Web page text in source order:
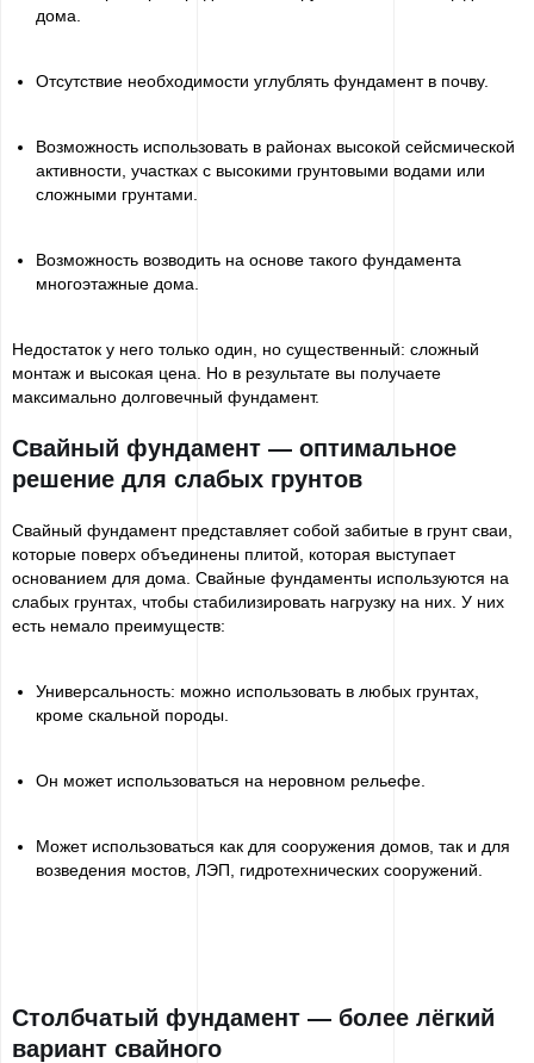
дома.
Отсутствие необходимости углублять фундамент в почву.
Возможность использовать в районах высокой сейсмической
активности, участках с высокими грунтовыми водами или
сложными грунтами.
Возможность возводить на основе такого фундамента
многоэтажные дома.
Недостаток у него только один, но существенный: сложный
монтаж и высокая цена. Но в результате вы получаете
максимально долговечный фундамент.
Свайный фундамент — оптимальное
решение для слабых грунтов
Свайный фундамент представляет собой забитые в грунт сваи,
которые поверх объединены плитой, которая выступает
основанием для дома. Свайные фундаменты используются на
слабых грунтах, чтобы стабилизировать нагрузку на них. У них
есть немало преимуществ:
Универсальность: можно использовать в любых грунтах,
кроме скальной породы.
Он может использоваться на неровном рельефе.
Может использоваться как для сооружения домов, так и для
возведения мостов, ЛЭП, гидротехнических сооружений.
Столбчатый фундамент — более лёгкий
вариант свайного